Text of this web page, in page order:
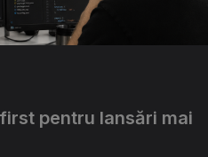
pentru lansări mai